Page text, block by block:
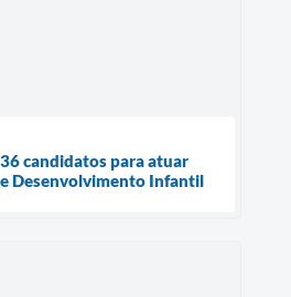
candidatos para atuar
Desenvolvimento Infantil